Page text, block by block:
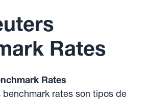
Rates
Rates
benchmark rates son tipos de